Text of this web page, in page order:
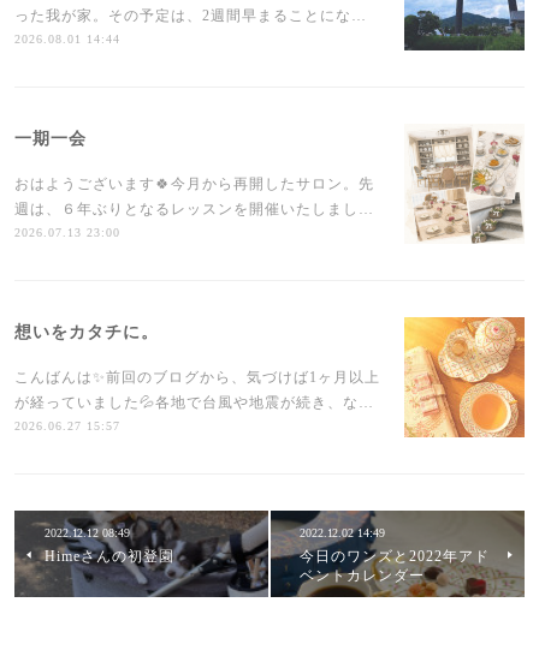
った我が家。その予定は、2週間早まることにな…
2026.08.01 14:44
一期一会
おはようございます🍀今月から再開したサロン。先
週は、６年ぶりとなるレッスンを開催いたしまし…
2026.07.13 23:00
想いをカタチに。
こんばんは✨前回のブログから、気づけば1ヶ月以上
が経っていました💦各地で台風や地震が続き、な…
2026.06.27 15:57
2022.12.12 08:49
Himeさんの初登園
2022.12.02 14:49
今日のワンズと2022年アド
ベントカレンダー